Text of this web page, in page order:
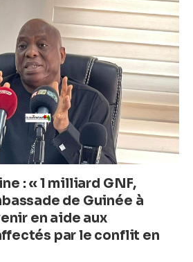
p
p
g
er
: « 1 milliard GNF,
de Guinée à
en aide aux
par le conflit en